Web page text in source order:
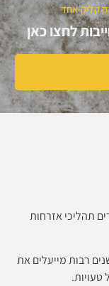
קליק אחד
לחצו כאן
תהליכי אזרחות
רבות מייעלים את
טעויות.